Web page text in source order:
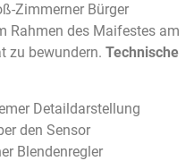
Zimmerner Bürger
Rahmen des Maifestes am
zu bewundern. Technische
Detaildarstellung
den Sensor
Blendenregler